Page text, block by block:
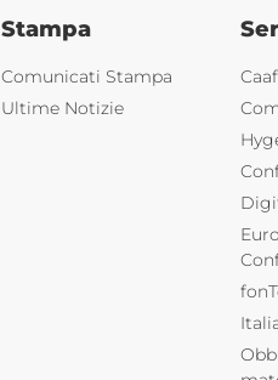
Stampa
Comunicati Stampa
Ultime Notizie